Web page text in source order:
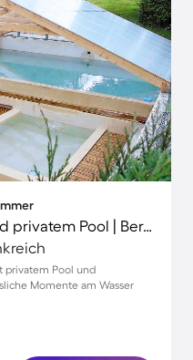
Ferienhaus mit Garten und privatem Pool | Bergblick
privatem Pool und
Momente am Wasser